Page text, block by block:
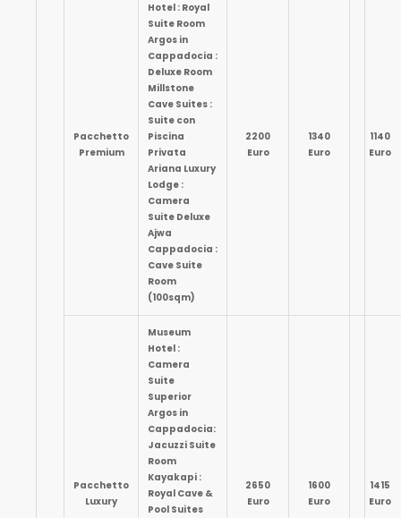
Pacchetto
Premium
Hotel : Royal
Suite Room
Argos in
Cappadocia :
Deluxe Room
Millstone
Cave Suites :
Suite con
Piscina
Privata
Ariana Luxury
Lodge :
Camera
Suite Deluxe
Ajwa
Cappadocia :
Cave Suite
Room
(100sqm)
2200
Euro
1340
Euro
1140
Euro
Pacchetto
Luxury
Museum
Hotel :
Camera
Suite
Superior
Argos in
Cappadocia:
Jacuzzi Suite
Room
Kayakapi :
Royal Cave &
Pool Suites
2650
Euro
1600
Euro
1415
Euro